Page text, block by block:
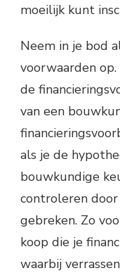
moeilijk kunt
Neem in je bod
voorwaarden
de
van een
als je de
bouwkundige
controleren
gebreken. Zo
koop die je
waarbij